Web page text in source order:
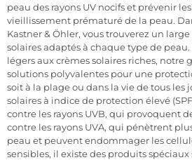
peau des rayons UV nocifs et prévenir
vieillissement prématuré de la peau.
Kastner & Öhler, vous trouverez un
solaires adaptés à chaque type de peau.
légers aux crèmes solaires riches, notre
solutions polyvalentes pour une
soit à la plage ou dans la vie de tous les
solaires à indice de protection élevé
contre les rayons UVB, qui provoquent
contre les rayons UVA, qui pénètrent
peau et peuvent endommager les
sensibles, il existe des produits